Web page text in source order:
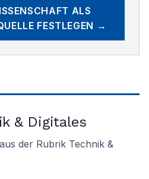
ALS
FESTLEGEN →
& Digitales
der Rubrik Technik &